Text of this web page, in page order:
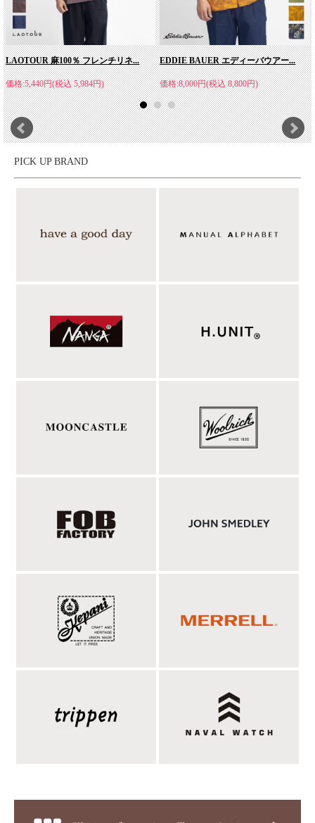
LAOTOUR 麻100％ フレンチリネ...
価格:5,440円(税込 5,984円)
EDDIE BAUER エディーバウアー...
価格:8,000円(税込 8,800円)
PICK UP BRAND